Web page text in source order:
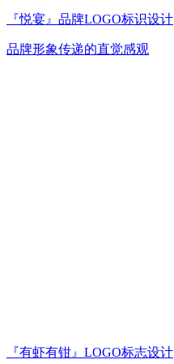
『悦宴』品牌LOGO标识设计
品牌形象传递的直觉感观
『有虾有钳』LOGO标志设计